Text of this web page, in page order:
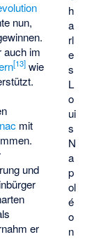
h
a
rl
e
s
L
o
ui
s
N
a
p
ol
é
o
n
nun,
auch im
[13] wie
mit
und
er